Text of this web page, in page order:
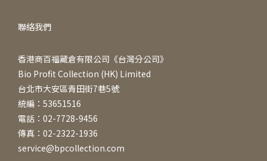
聯絡我們
香港商百福藏倉有限公司《台灣分公司》
Bio Profit Collection (HK) Limited
台北市大安區青田街7巷5號
統編：53651516
電話：02-7728-9456
傳真：02-2322-1936
service@bpcollection.com